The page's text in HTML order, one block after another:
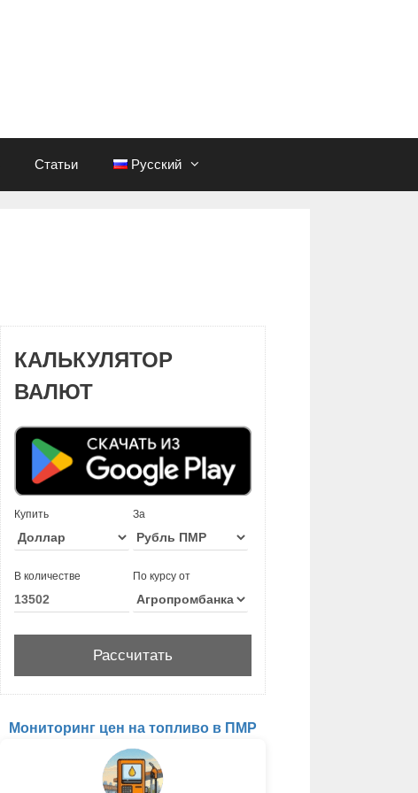
Статьи Русский
КАЛЬКУЛЯТОР
ВАЛЮТ
Купить За
В количестве По курсу от
Мониторинг цен на топливо в ПМР